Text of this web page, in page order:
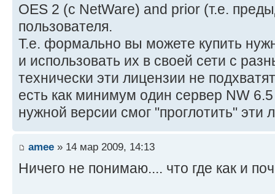
OES 2 (с NetWare) and prior (т.е.
пользователя.
Т.е. формально вы можете купить
и использовать их в своей сети с
технически эти лицензии не
есть как минимум один сервер NW
нужной версии смог "проглотить" эти
amee » 14 мар 2009, 14:13
Ничего не понимаю.... что где как и